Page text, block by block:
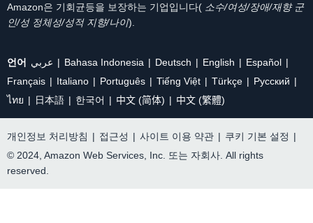
Amazon은 기회균등을 보장하는 기업입니다( 소수/여성/장애/재향 군
인/성 정체성/성적 지향/나이).
언어 عربي Bahasa Indonesia Deutsch English
Español
Français
Italiano Português Tiếng Việt Türkçe
Ρусский
ไทย
日本語 한국어 中文 (简体) 中文 (繁體)
개인정보 처리방침 | 접근성 | 사이트 이용 약관 | 쿠키 기본 설정 |
© 2024, Amazon Web Services, Inc. 또는 자회사. All rights
reserved.